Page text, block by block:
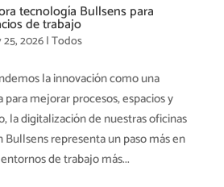
tecnología Bullsens para
de trabajo
25, 2026|Todos
la innovación como una
mejorar procesos, espacios y
la digitalización de nuestras oficinas
representa un paso más en
de trabajo más...